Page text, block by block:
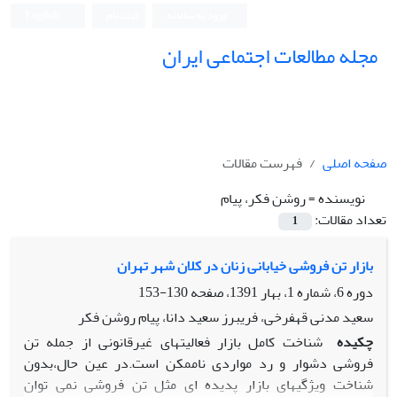
مجله مطالعات اجتماعی ایران
صفحه اصلی
فهرست مقالات
نویسنده =روشن فکر، پیام
تعداد مقالات:
1
بازار تن فروشی خیابانی زنان در کلان شهر تهران
دوره 6، شماره 1، بهار 1391، صفحه
130-153
سعید مدنی قهفرخی، فریبرز سعید دانا، پیام روشن فکر
چکیده شناخت کامل بازار فعالیتهای غیرقانونی از جمله تن
فروشی دشوار و رد مواردی ناممکن است.در عین حال،بدون
شناخت ویژگیهای بازار پدیده ای مثل تن فروشی نمی توان